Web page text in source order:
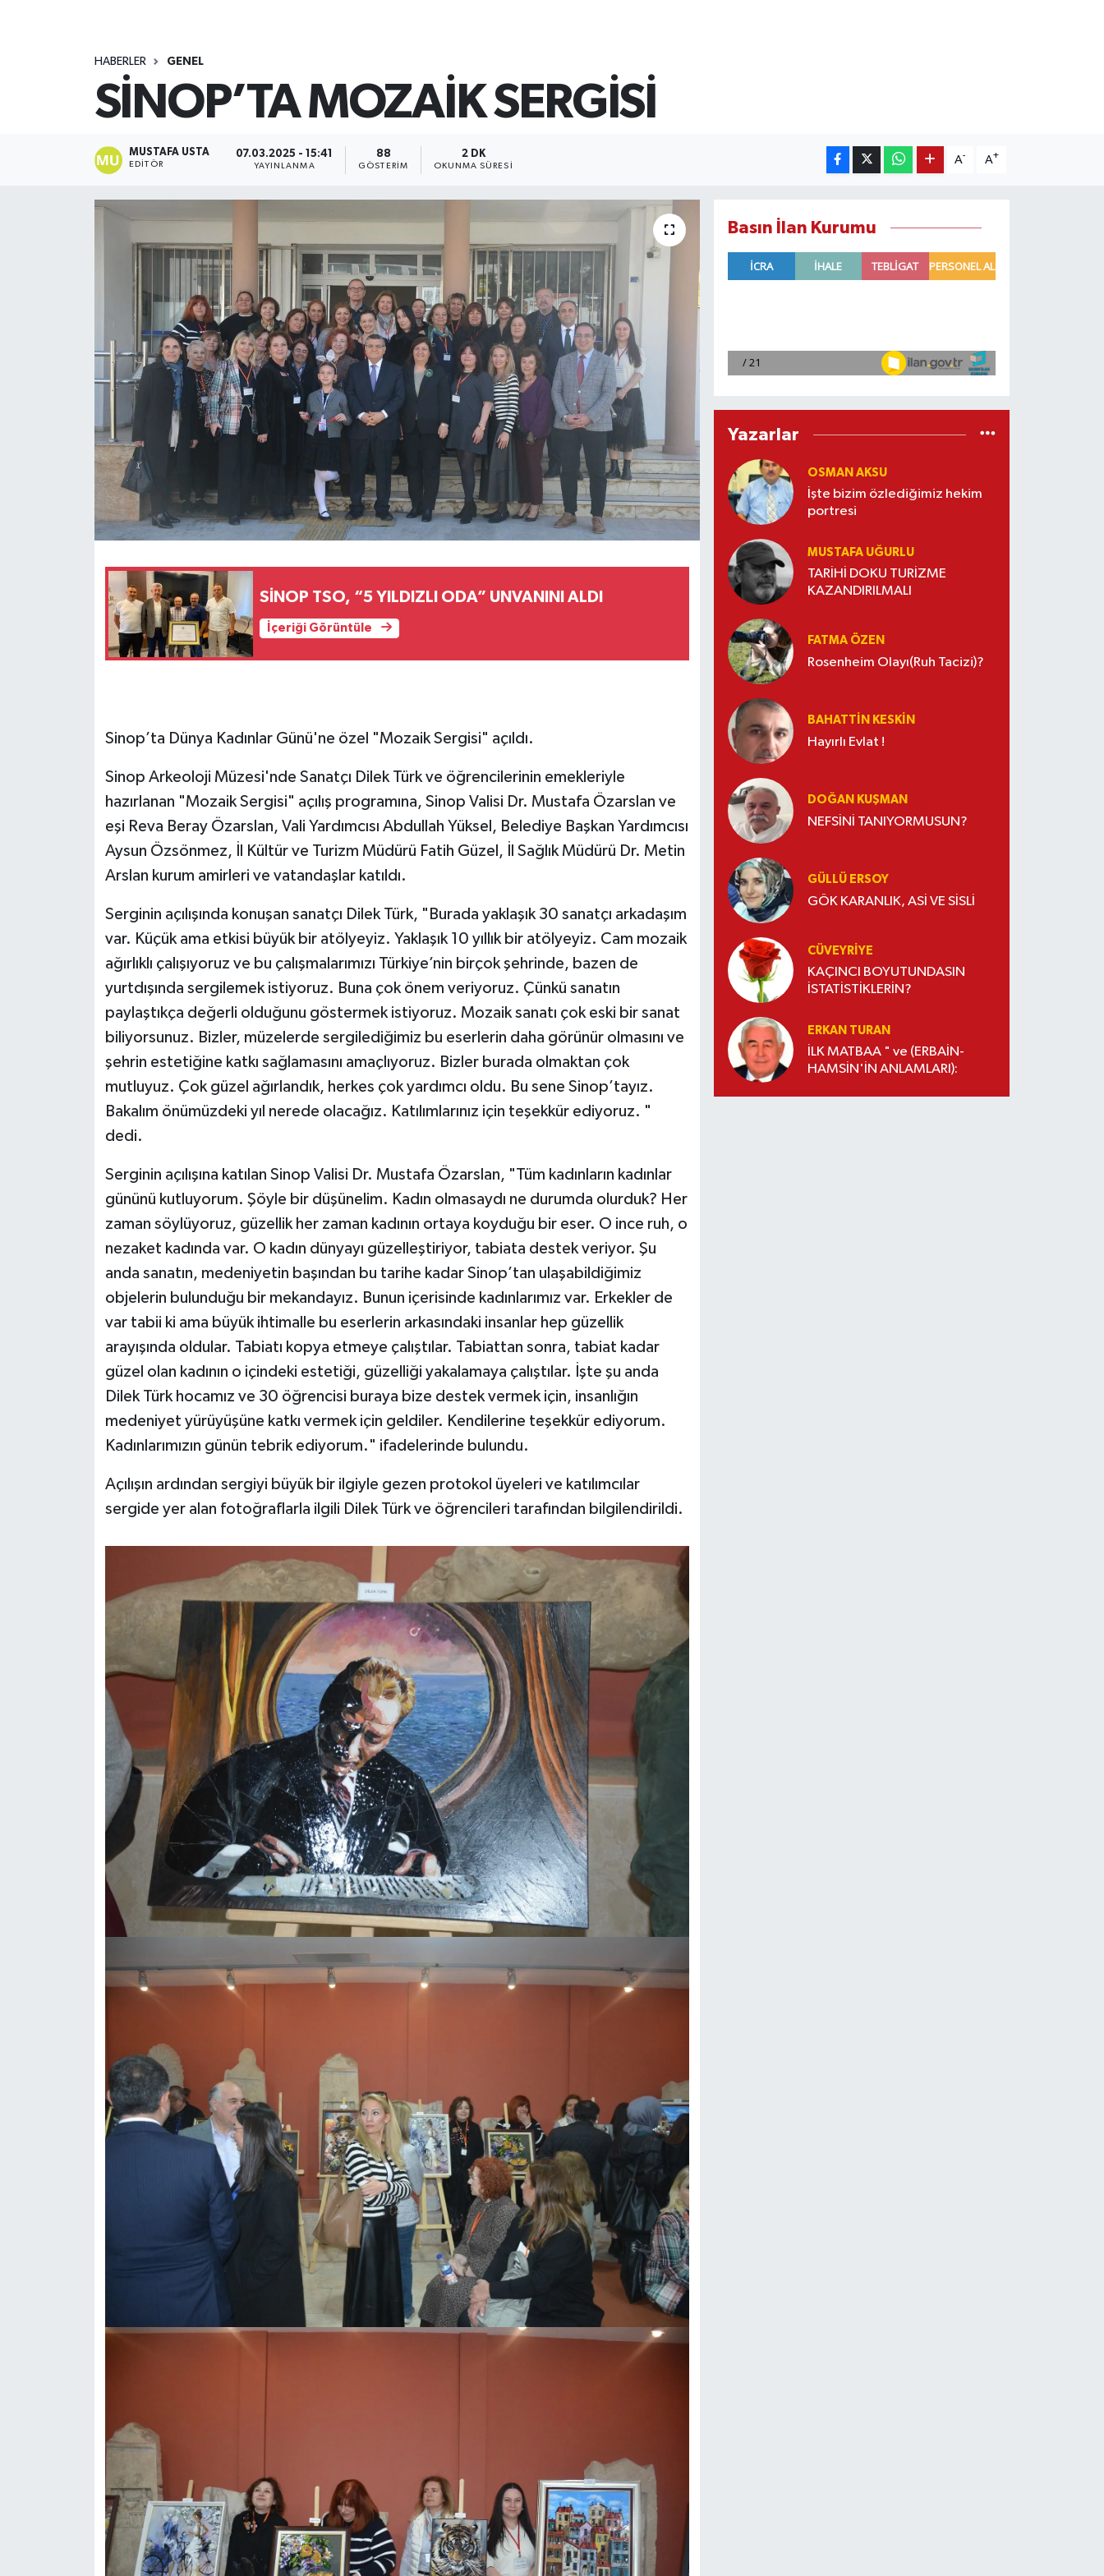
HABERLER GENEL
SİNOP’TA MOZAİK SERGİSİ
MUSTAFA USTA
EDITÖR
07.03.2025 - 15:41
YAYINLANMA
88
GÖSTERIM
2 DK
OKUNMA SÜRESI
A- A+
SİNOP TSO, “5 YILDIZLI ODA” UNVANINI ALDI
İçeriği Görüntüle
Sinop’ta Dünya Kadınlar Günü'ne özel "Mozaik Sergisi" açıldı.
Sinop Arkeoloji Müzesi'nde Sanatçı Dilek Türk ve öğrencilerinin emekleriyle
hazırlanan "Mozaik Sergisi" açılış programına, Sinop Valisi Dr. Mustafa Özarslan ve
eşi Reva Beray Özarslan, Vali Yardımcısı Abdullah Yüksel, Belediye Başkan Yardımcısı
Aysun Özsönmez, İl Kültür ve Turizm Müdürü Fatih Güzel, İl Sağlık Müdürü Dr. Metin
Arslan kurum amirleri ve vatandaşlar katıldı.
Serginin açılışında konuşan sanatçı Dilek Türk, "Burada yaklaşık 30 sanatçı arkadaşım
var. Küçük ama etkisi büyük bir atölyeyiz. Yaklaşık 10 yıllık bir atölyeyiz. Cam mozaik
ağırlıklı çalışıyoruz ve bu çalışmalarımızı Türkiye’nin birçok şehrinde, bazen de
yurtdışında sergilemek istiyoruz. Buna çok önem veriyoruz. Çünkü sanatın
paylaştıkça değerli olduğunu göstermek istiyoruz. Mozaik sanatı çok eski bir sanat
biliyorsunuz. Bizler, müzelerde sergilediğimiz bu eserlerin daha görünür olmasını ve
şehrin estetiğine katkı sağlamasını amaçlıyoruz. Bizler burada olmaktan çok
mutluyuz. Çok güzel ağırlandık, herkes çok yardımcı oldu. Bu sene Sinop’tayız.
Bakalım önümüzdeki yıl nerede olacağız. Katılımlarınız için teşekkür ediyoruz. "
dedi.
Serginin açılışına katılan Sinop Valisi Dr. Mustafa Özarslan, "Tüm kadınların kadınlar
gününü kutluyorum. Şöyle bir düşünelim. Kadın olmasaydı ne durumda olurduk? Her
zaman söylüyoruz, güzellik her zaman kadının ortaya koyduğu bir eser. O ince ruh, o
nezaket kadında var. O kadın dünyayı güzelleştiriyor, tabiata destek veriyor. Şu
anda sanatın, medeniyetin başından bu tarihe kadar Sinop’tan ulaşabildiğimiz
objelerin bulunduğu bir mekandayız. Bunun içerisinde kadınlarımız var. Erkekler de
var tabii ki ama büyük ihtimalle bu eserlerin arkasındaki insanlar hep güzellik
arayışında oldular. Tabiatı kopya etmeye çalıştılar. Tabiattan sonra, tabiat kadar
güzel olan kadının o içindeki estetiği, güzelliği yakalamaya çalıştılar. İşte şu anda
Dilek Türk hocamız ve 30 öğrencisi buraya bize destek vermek için, insanlığın
medeniyet yürüyüşüne katkı vermek için geldiler. Kendilerine teşekkür ediyorum.
Kadınlarımızın günün tebrik ediyorum." ifadelerinde bulundu.
Açılışın ardından sergiyi büyük bir ilgiyle gezen protokol üyeleri ve katılımcılar
sergide yer alan fotoğraflarla ilgili Dilek Türk ve öğrencileri tarafından bilgilendirildi.
Basın İlan Kurumu
Yazarlar
OSMAN AKSU
İşte bizim özlediğimiz hekim
portresi
MUSTAFA UĞURLU
TARİHİ DOKU TURİZME
KAZANDIRILMALI
FATMA ÖZEN
Rosenheim Olayı(Ruh Tacizi)?
BAHATTIN KESKİN
Hayırlı Evlat !
DOĞAN KUŞMAN
NEFSİNİ TANIYORMUSUN?
GÜLLÜ ERSOY
GÖK KARANLIK, ASİ VE SİSLİ
CÜVEYRIYE
KAÇINCI BOYUTUNDASIN
İSTATİSTİKLERİN?
ERKAN TURAN
İLK MATBAA " ve (ERBAİN-
HAMSİN'İN ANLAMLARI):